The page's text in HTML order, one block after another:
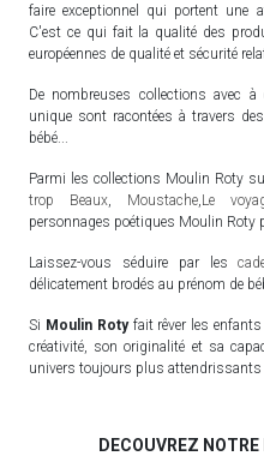
faire exceptionnel qui portent une
C'est ce qui fait la qualité des
européennes de qualité et sécurité
De nombreuses collections avec
unique sont racontées à travers
bébé...
Parmi les collections Moulin Roty
trop Beaux
Moustache Le
personnages poétiques Moulin Roty
Laissez-vous séduire par les
délicatement brodés au prénom de
Si Moulin Rotyfait rêver les
créativité, son originalité et sa
univers toujours plus attendrissants
DECOUVREZ